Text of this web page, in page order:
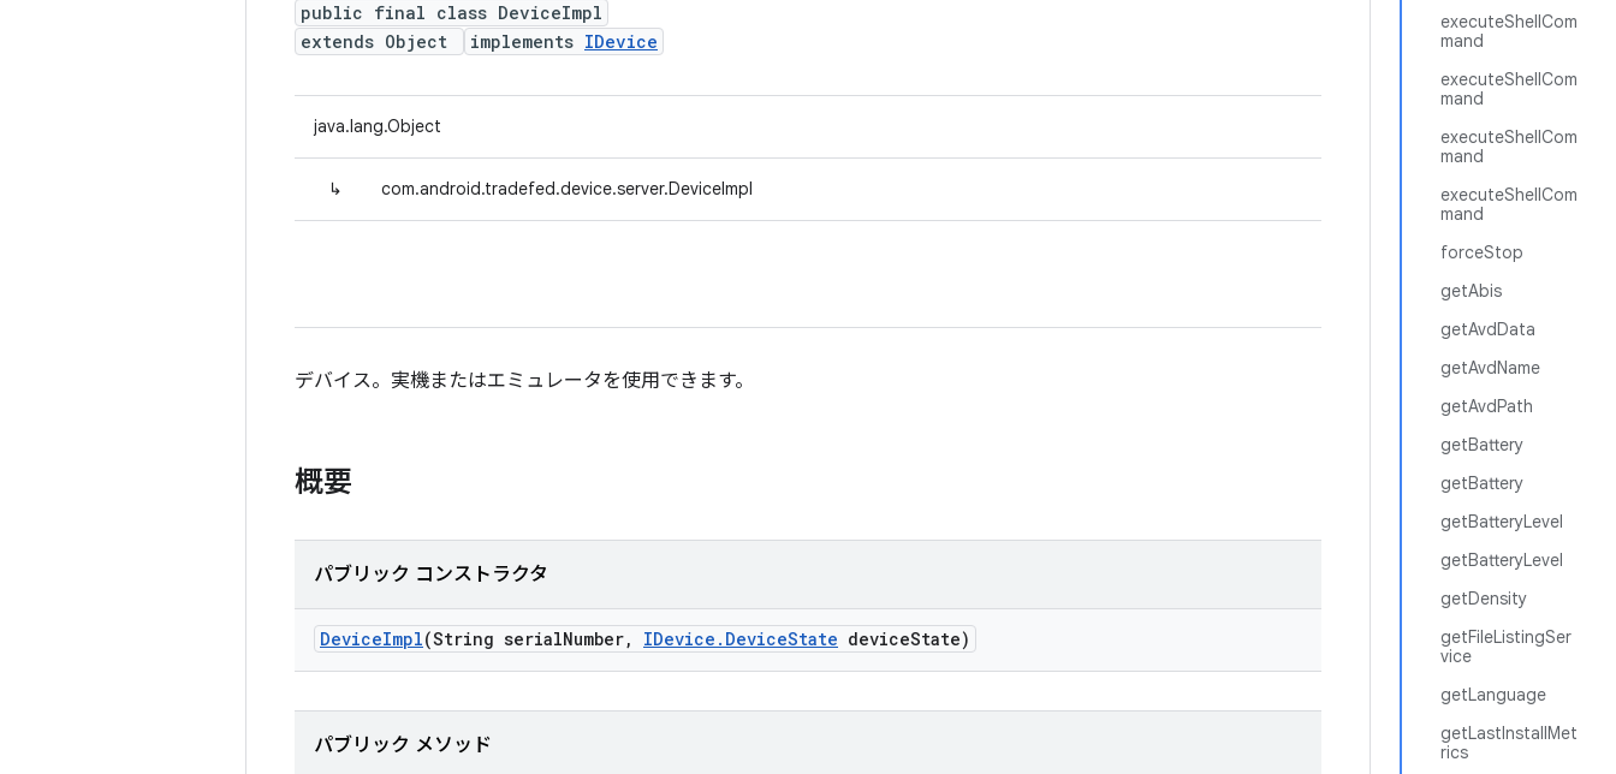
executeShellCom
mand
executeShellCom
mand
executeShellCom
mand
executeShellCom
mand
forceStop
getAbis
getAvdData
getAvdName
getAvdPath
getBattery
getBattery
getBatteryLevel
getBatteryLevel
getDensity
getFileListingSer
vice
getLanguage
getLastInstallMet
rics
public final class DeviceImpl
extends Object
implements IDevice
java.lang.Object
↳ com.android.tradefed.device.server.DeviceImpl
デバイス。実機またはエミュレータを使用できます。
概要
パブリック コンストラクタ
DeviceImpl(String serialNumber, IDevice . DeviceState deviceState)
パブリック メソッド